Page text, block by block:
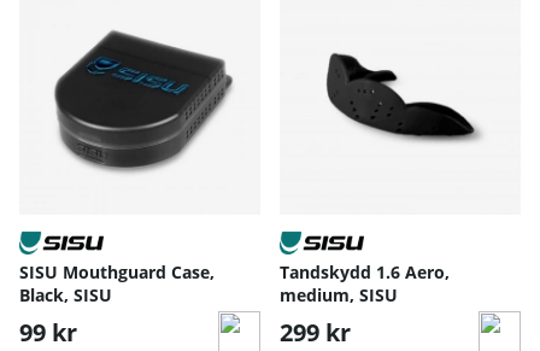
SISU Mouthguard Case,
Black, SISU
99 kr
Tandskydd 1.6 Aero,
medium, SISU
299 kr